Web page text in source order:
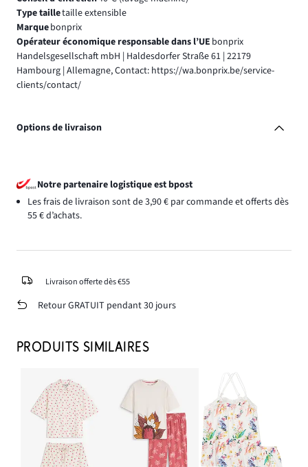
Type tailletaille extensible
Marquebonprix
Opérateur économique responsable dans l’UE bonprix
Handelsgesellschaft mbH | Haldesdorfer Straße 61 | 22179
Hambourg | Allemagne, Contact: https://wa.bonprix.be/service-
clients/contact/
Options de livraison
Notre partenaire logistique est bpost
Les frais de livraison sont de 3,90 € par commande et offerts dès
55 € d’achats.
Livraison offerte dès €55
Retour GRATUIT pendant 30 jours
PRODUITS SIMILAIRES